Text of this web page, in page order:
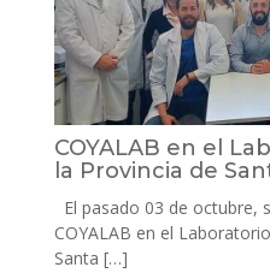
COYALAB en el
la Provincia de
El pasado 03 de octubre,
COYALAB en el
Santa […]